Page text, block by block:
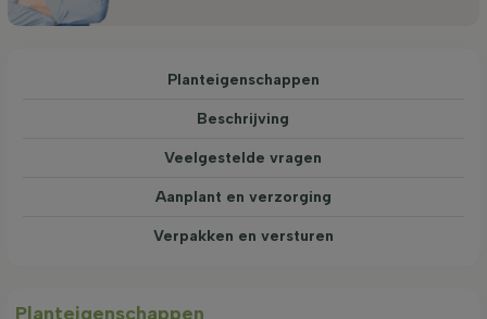
Planteigenschappen
Beschrijving
Veelgestelde vragen
Aanplant en verzorging
Verpakken en versturen
Planteigenschappen